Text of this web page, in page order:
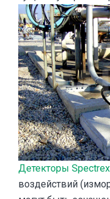
Детекторы Spectrex
воздействий